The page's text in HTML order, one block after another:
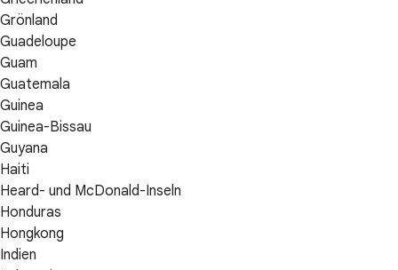
Grönland
Guadeloupe
Guam
Guatemala
Guinea
Guinea-Bissau
Guyana
Haiti
Heard- und McDonald-Inseln
Honduras
Hongkong
Indien